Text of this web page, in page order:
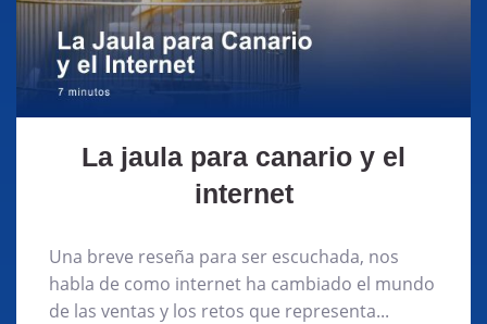
La jaula para canario y el
internet
Una breve reseña para ser escuchada, nos
habla de como internet ha cambiado el mundo
de las ventas y los retos que representa...